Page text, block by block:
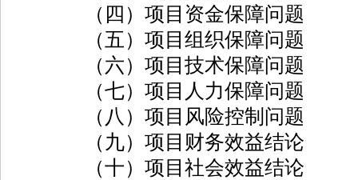
（四）项目资金保障问题
（五）项目组织保障问题
（六）项目技术保障问题
（七）项目人力保障问题
（八）项目风险控制问题
（九）项目财务效益结论
（十）项目社会效益结论